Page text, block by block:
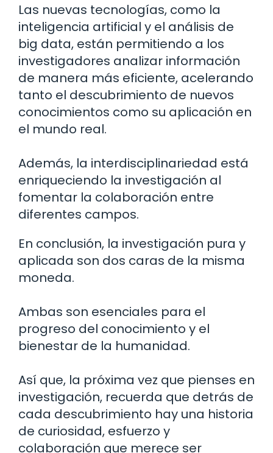
Las nuevas tecnologías, como la
inteligencia artificial y el análisis de
big data, están permitiendo a los
investigadores analizar información
de manera más eficiente, acelerando
tanto el descubrimiento de nuevos
conocimientos como su aplicación en
el mundo real.
Además, la interdisciplinariedad está
enriqueciendo la investigación al
fomentar la colaboración entre
diferentes campos.
En conclusión, la investigación pura y
aplicada son dos caras de la misma
moneda.
Ambas son esenciales para el
progreso del conocimiento y el
bienestar de la humanidad.
Así que, la próxima vez que pienses en
investigación, recuerda que detrás de
cada descubrimiento hay una historia
de curiosidad, esfuerzo y
colaboración que merece ser